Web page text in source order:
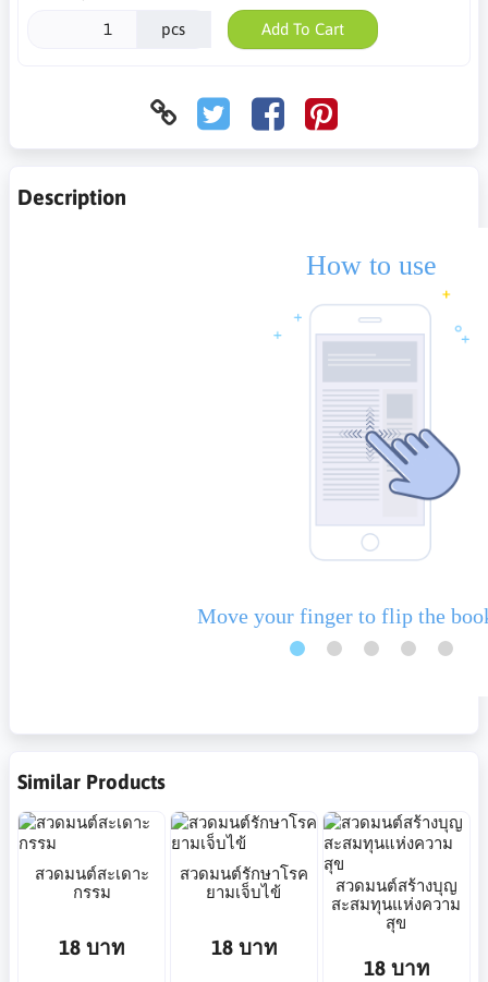
pcs Add To Cart
Description
Similar Products
สวดมนต์สะเดาะ
กรรม
18 บาท
สวดมนต์รักษาโรค
ยามเจ็บไข้
18 บาท
สวดมนต์สร้างบุญ
สะสมทุนแห่งความ
สุข
18 บาท